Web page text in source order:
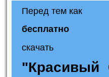
Перед тем как
бесплатно
скачать
"Красивый